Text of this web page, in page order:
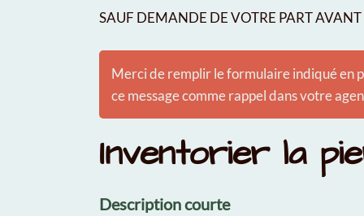
SAUF DEMANDE DE VOTRE PART
Merci de remplir le formulaire indiqué en
ce message comme rappel dans votre
Inventorier la
Description courte